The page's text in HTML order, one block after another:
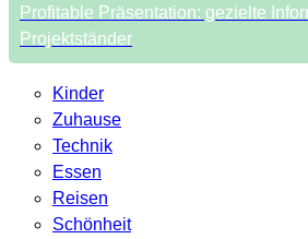
Profitable Präsentation: gezielte
Projektständer
Kinder
Zuhause
Technik
Essen
Reisen
Schönheit